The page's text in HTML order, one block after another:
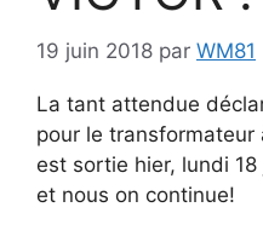
19 juin 2018 par WM81
La tant attendue
pour le transformateur
est sortie hier, lundi 18
et nous on continue!